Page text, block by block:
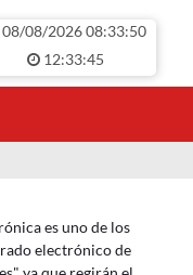
08/08/2026 08:33:50
12:33:45
hora oficial
es uno de los
electrónico de